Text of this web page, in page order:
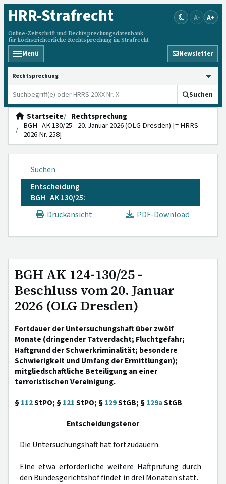
HRR-Strafrecht
Online-Zeitschrift und Rechtsprechungsdatenbank
für höchstrichterliche Rechtsprechung im Strafrecht
A- A+
Menü Newsletter
HRRS durchsuchen
Suchen
Startseite
Rechtsprechung
BGH AK 130/25 - 20. Januar 2026 (OLG Dresden) [= HRRS
2026 Nr. 258]
Suchen
Entscheidung
BGH AK 130/25:
Druckansicht
PDF-Download
BGH AK 124-130/25 -
Beschluss vom 20. Januar
2026 (OLG Dresden)
Fortdauer der Untersuchungshaft über zwölf
Monate (dringender Tatverdacht; Fluchtgefahr;
Haftgrund der Schwerkriminalität; besondere
Schwierigkeit und Umfang der Ermittlungen);
mitgliedschaftliche Beteiligung an einer
terroristischen Vereinigung.
§112StPO; §121StPO; §129StGB; §129aStGB
Entscheidungstenor
Die Untersuchungshaft hat fortzudauern.
Eine etwa erforderliche weitere Haftprüfung durch
den Bundesgerichtshof findet in drei Monaten statt.